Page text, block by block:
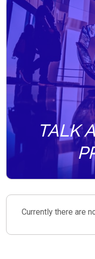
TALK
Currently there are